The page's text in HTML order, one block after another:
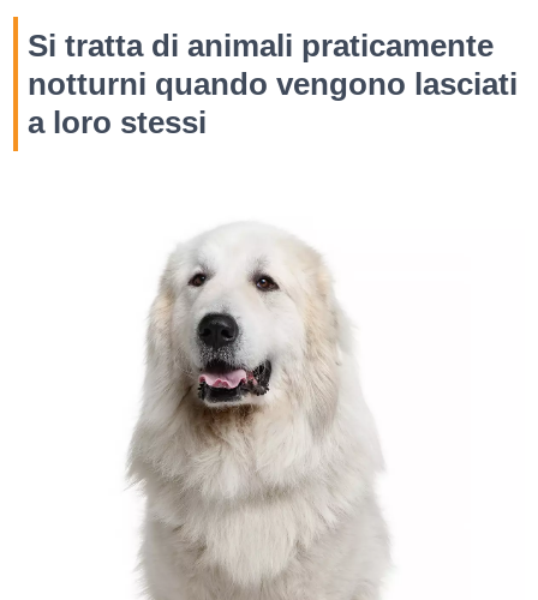
Si tratta di animali praticamente
notturni quando vengono lasciati
a loro stessi